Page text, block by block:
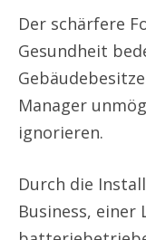
Der schärfere
Gesundheit
Manager
ignorieren.
Durch die
Business, einer